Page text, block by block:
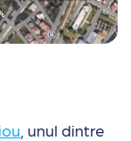
, unul dintre